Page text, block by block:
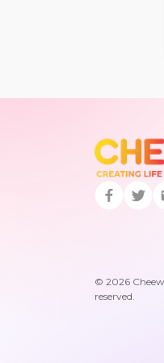
© 2026
reserved.